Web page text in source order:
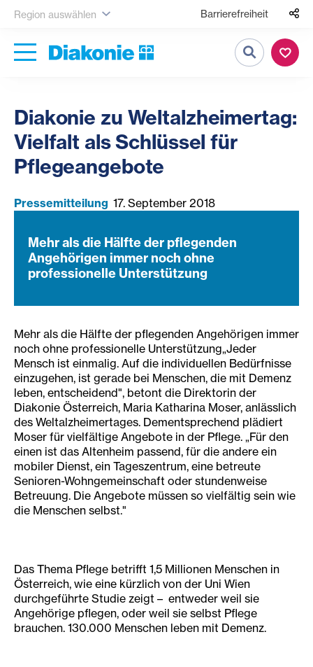
Region auswählen Barrierefreiheit
Suche
Diakonie zu Weltalzheimertag:
Vielfalt als Schlüssel für
Pflegeangebote
Pressemitteilung 17. September 2018
Mehr als die Hälfte der pflegenden
Angehörigen immer noch ohne
professionelle Unterstützung
Mehr als die Hälfte der pflegenden Angehörigen immer
noch ohne professionelle Unterstützung„Jeder
Mensch ist einmalig. Auf die individuellen Bedürfnisse
einzugehen, ist gerade bei Menschen, die mit Demenz
leben, entscheidend", betont die Direktorin der
Diakonie Österreich, Maria Katharina Moser, anlässlich
des Weltalzheimertages. Dementsprechend plädiert
Moser für vielfältige Angebote in der Pflege. „Für den
einen ist das Altenheim passend, für die andere ein
mobiler Dienst, ein Tageszentrum, eine betreute
Senioren-Wohngemeinschaft oder stundenweise
Betreuung. Die Angebote müssen so vielfältig sein wie
die Menschen selbst."
Das Thema Pflege betrifft 1,5 Millionen Menschen in
Österreich, wie eine kürzlich von der Uni Wien
durchgeführte Studie zeigt – entweder weil sie
Angehörige pflegen, oder weil sie selbst Pflege
brauchen. 130.000 Menschen leben mit Demenz.